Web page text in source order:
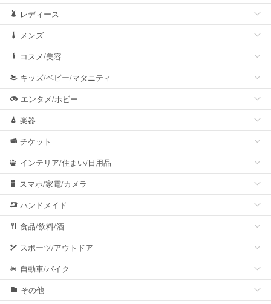
レディース
メンズ
コスメ/美容
キッズ/ベビー/マタニティ
エンタメ/ホビー
楽器
チケット
インテリア/住まい/日用品
スマホ/家電/カメラ
ハンドメイド
食品/飲料/酒
スポーツ/アウトドア
自動車/バイク
その他